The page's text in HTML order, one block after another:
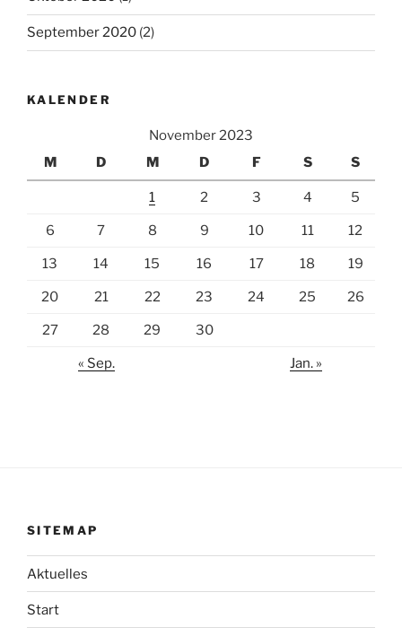
September 2020 (2)
KALENDER
November 2023
M
D M D F S S
1 2 3 4 5
6 7 8 9 10 11 12
13 14 15 16 17 18 19
20 21 22 23 24 25 26
27 28 29 30
« Sep. Jan. »
SITEMAP
Aktuelles
Start